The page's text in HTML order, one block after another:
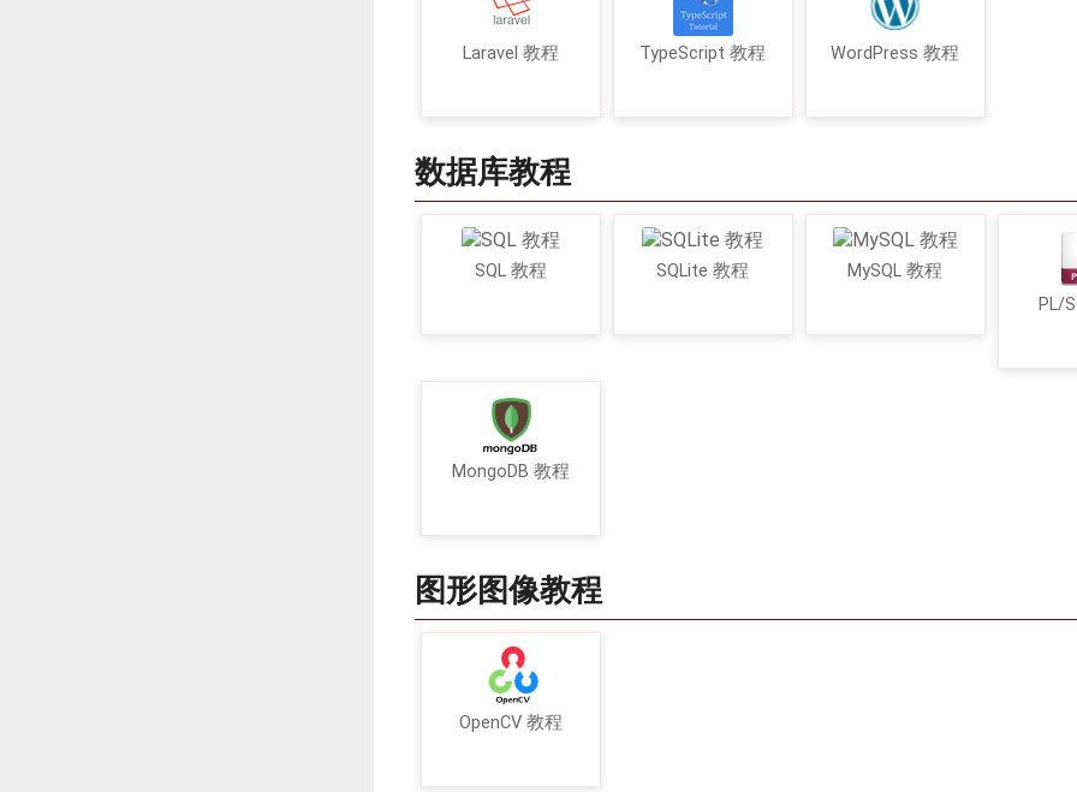
Laravel 教程 TypeScript 教程 WordPress 教程
数据库教程
SQL 教程 SQLite 教程
MySQL 教程
PL/
MongoDB 教程
图形图像教程
OpenCV 教程